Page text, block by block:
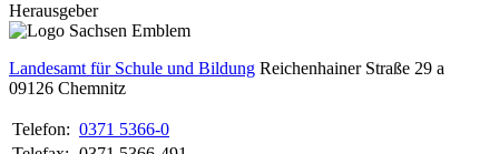
Herausgeber
Landesamt für Schule und Bildung Reichenhainer Straße 29 a
09126 Chemnitz
Telefon: 0371 5366-0